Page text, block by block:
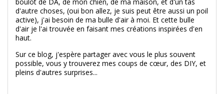
d'autre choses, (oui bon allez, je suis peut être aussi un poil
active), j'ai besoin de ma bulle d'air à moi. Et cette bulle
d'air je l'ai trouvée en faisant mes créations inspirées d'en
haut.
Sur ce blog, j'espère partager avec vous le plus souvent
possible, vous y trouverez mes coups de cœur, des DIY, et
pleins d'autres surprises...